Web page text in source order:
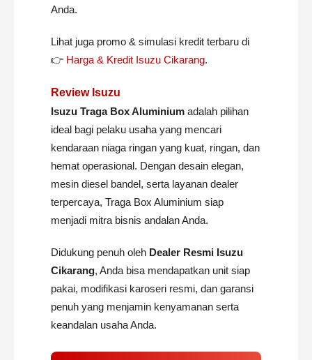
Anda.
Lihat juga promo & simulasi kredit terbaru di
👉 Harga & Kredit Isuzu Cikarang.
Review Isuzu
Isuzu Traga Box Aluminium adalah pilihan
ideal bagi pelaku usaha yang mencari
kendaraan niaga ringan yang kuat, ringan, dan
hemat operasional. Dengan desain elegan,
mesin diesel bandel, serta layanan dealer
terpercaya, Traga Box Aluminium siap
menjadi mitra bisnis andalan Anda.
Didukung penuh oleh Dealer Resmi Isuzu
Cikarang, Anda bisa mendapatkan unit siap
pakai, modifikasi karoseri resmi, dan garansi
penuh yang menjamin kenyamanan serta
keandalan usaha Anda.